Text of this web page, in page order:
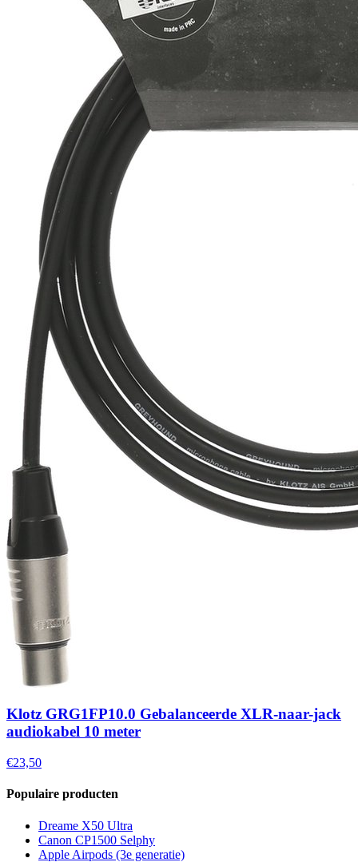
Klotz GRG1FP10.0 Gebalanceerde XLR-naar-jack
audiokabel 10 meter
€23,50
Populaire producten
Dreame X50 Ultra
Canon CP1500 Selphy
Apple Airpods (3e generatie)